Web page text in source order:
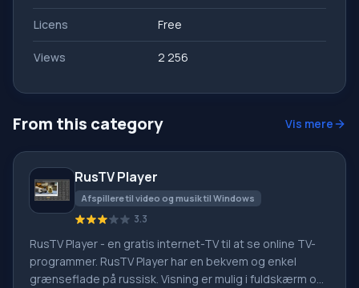
Licens Free
Views 2 256
From this category Vis mere
RusTV Player
Afspillere til video og musik til Windows
3.3
RusTV Player - en gratis internet-TV til at se online TV-
programmer. RusTV Player har en bekvem og enkel
grænseflade på russisk. Visning er mulig i fuldskærm og